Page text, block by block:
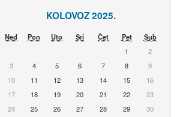
KOLOVOZ 2025.
Ned Pon Uto Sri Čet Pet
Sub
1
2
3
4 5 6 7 8
9
10
11 12 13 14 15
16
17
18 19 20 21 22
23
24
25 26 27 28 29 30